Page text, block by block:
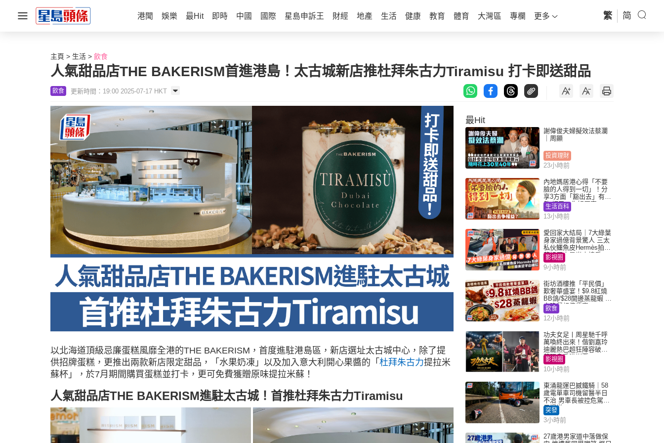
港聞 娛樂 最Hit 即時 中國 國際 星島申訴王 財經 地產 生活 健康 教育 體育 大灣區 專欄 更多 繁 简
主頁 生活 飲食
人氣甜品店THE BAKERISM首進港島！太古城新店推杜拜朱古力Tiramisu 打卡即送甜品
飲食 更新時間：19:00 2025-07-17 HKT
以北海道頂級忌廉蛋糕風靡全港的THE BAKERISM，首度進駐港島區，新店選址太古城中心，除了提
供招牌蛋糕，更推出兩款新店限定甜品，「水果奶凍」以及加入意大利開心果醬的「 杜拜朱古力提拉米
蘇杯」，於7月期間購買蛋糕並打卡，更可免費獲贈原味提拉米蘇！
人氣甜品店THE BAKERISM進駐太古城！首推杜拜朱古力Tiramisu
最Hit
謝偉俊夫婦擬效法蔡瀾
｜周顯
投資理財
23小時前
內地媽居港心得「不要
臉的人得到一切」！分
享3方面「豁出去」有著
數 網民：你好厲害
生活百科
13小時前
愛回家大結局｜7大綠葉
身家過億背景驚人 三太
私伙鱷魚皮Hermès拍劇
蘇姐原來是半山樓后
影視圈
9小時前
街坊酒樓推「平民價」
歎奢華盛宴！$9.8紅燒
BB鴿/$28開邊蒸龍蝦 3
大晚餐超值優惠
飲食
12小時前
功夫女足丨周星馳千呼
萬喚終出來！偕劉嘉玲
迪麗熱巴超狂陣容破天
荒現身香港謝票
影視圈
10小時前
東涌龍運巴撼鐵騎｜58
歲電單車司機留醫半日
不治 男車長被控危駕今
早提堂
突發
3小時前
27歲港男家道中落做保